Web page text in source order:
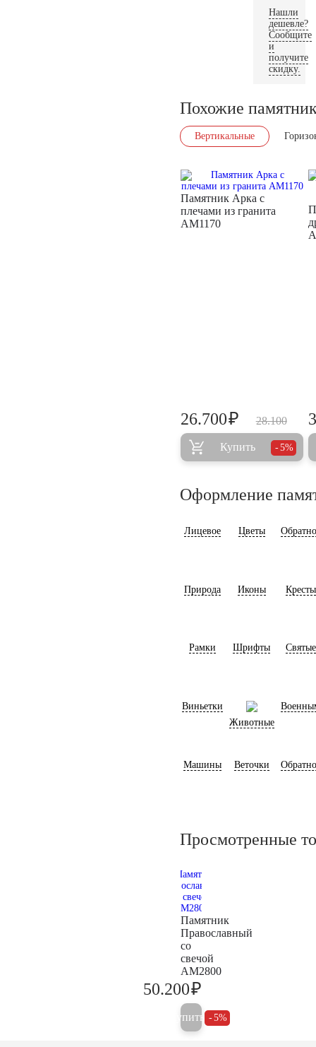
Нашли
дешевле?
Сообщите
и
получите
скидку.
Похожие
Вертикальные
Памятник Арка с
плечами из гранита
AM1170
28.100
26.700₽
Купить 5%
Оформление
Лицевое Цветы
Природа Иконы Кресты
Рамки Шрифты Святые
Виньетки
Животные
Машины Веточки
Просмотренные
Памятник
Православный
со
свечой
AM2800
50.200₽
Купить 5%